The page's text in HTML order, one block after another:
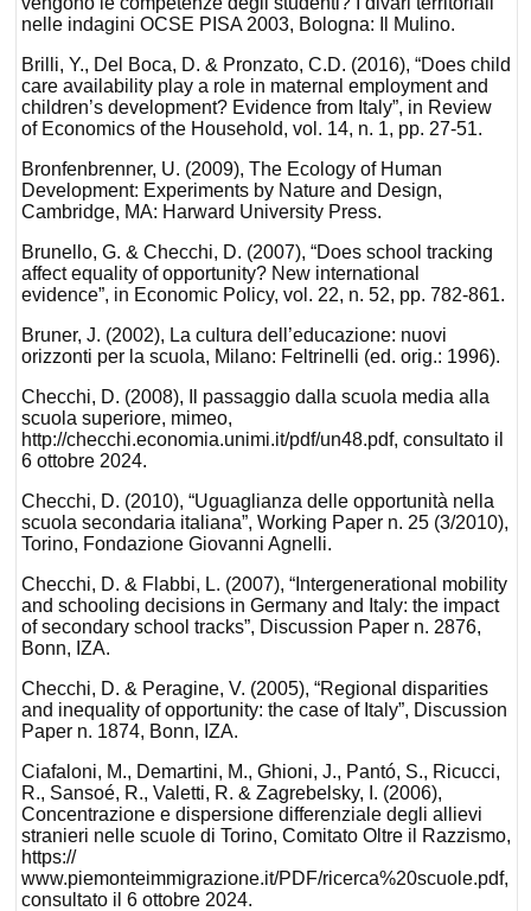
nelle indagini OCSE PISA 2003, Bologna: Il Mulino.
Brilli, Y., Del Boca, D. & Pronzato, C.D. (2016), “Does child
care availability play a role in maternal employment and
children’s development? Evidence from Italy”, in Review
of Economics of the Household, vol. 14, n. 1, pp. 27-51.
Bronfenbrenner, U. (2009), The Ecology of Human
Development: Experiments by Nature and Design,
Cambridge, MA: Harward University Press.
Brunello, G. & Checchi, D. (2007), “Does school tracking
affect equality of opportunity? New international
evidence”, in Economic Policy, vol. 22, n. 52, pp. 782-861.
Bruner, J. (2002), La cultura dell’educazione: nuovi
orizzonti per la scuola, Milano: Feltrinelli (ed. orig.: 1996).
Checchi, D. (2008), Il passaggio dalla scuola media alla
scuola superiore, mimeo,
http://checchi.economia.unimi.it/pdf/un48.pdf, consultato il
6 ottobre 2024.
Checchi, D. (2010), “Uguaglianza delle opportunità nella
scuola secondaria italiana”, Working Paper n. 25 (3/2010),
Torino, Fondazione Giovanni Agnelli.
Checchi, D. & Flabbi, L. (2007), “Intergenerational mobility
and schooling decisions in Germany and Italy: the impact
of secondary school tracks”, Discussion Paper n. 2876,
Bonn, IZA.
Checchi, D. & Peragine, V. (2005), “Regional disparities
and inequality of opportunity: the case of Italy”, Discussion
Paper n. 1874, Bonn, IZA.
Ciafaloni, M., Demartini, M., Ghioni, J., Pantó, S., Ricucci,
R., Sansoé, R., Valetti, R. & Zagrebelsky, I. (2006),
Concentrazione e dispersione differenziale degli allievi
stranieri nelle scuole di Torino, Comitato Oltre il Razzismo,
https://
www.piemonteimmigrazione.it/PDF/ricerca%20scuole.pdf,
consultato il 6 ottobre 2024.